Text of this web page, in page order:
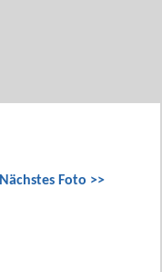
Nächstes Foto >>